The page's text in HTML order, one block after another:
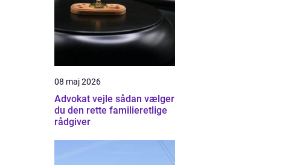
08 maj 2026
Advokat vejle sådan vælger
du den rette familieretlige
rådgiver